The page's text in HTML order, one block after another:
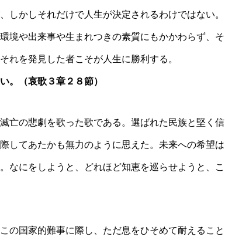
かしそれだけで人生が決定されるわけではない。
境や出来事や生まれつきの素質にもかかわらず、そ
れを発見した者こそが人生に勝利する。
。（哀歌３章２８節）
の悲劇を歌った歌である。選ばれた民族と堅く信
してあたかも無力のように思えた。未来への希望は
なにをしようと、どれほど知恵を巡らせようと、こ
の国家的難事に際し、ただ息をひそめて耐えること